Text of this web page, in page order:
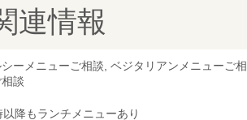
連情報
ーメニューご相談, ベジタリアンメニューご相
談
降もランチメニューあり